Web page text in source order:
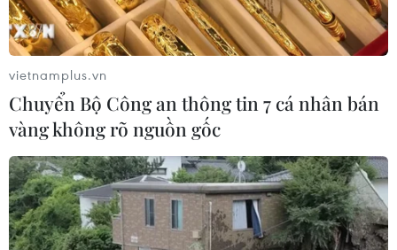
vietnamplus.vn
Chuyển Bộ Công an thông tin 7 cá nhân bán
vàng không rõ nguồn gốc